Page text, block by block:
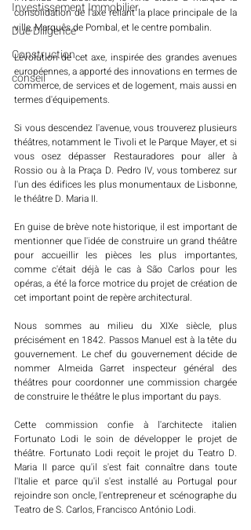
Investissement Immobilier
Due Diligence
Construction
conseil
consolidation de l'axe reliant la place principale de la
ville, Marquês de Pombal, et le centre pombalin.
L'évolution de cet axe, inspirée des grandes avenues
européennes, a apporté des innovations en termes de
commerce, de services et de logement, mais aussi en
termes d'équipements.
Si vous descendez l'avenue, vous trouverez plusieurs
théâtres, notamment le Tivoli et le Parque Mayer, et si
vous osez dépasser Restauradores pour aller à
Rossio ou à la Praça D. Pedro IV, vous tomberez sur
l'un des édifices les plus monumentaux de Lisbonne,
le théâtre D. Maria II.
En guise de brève note historique, il est important de
mentionner que l'idée de construire un grand théâtre
pour accueillir les pièces les plus importantes,
comme c'était déjà le cas à São Carlos pour les
opéras, a été la force motrice du projet de création de
cet important point de repère architectural.
Nous sommes au milieu du XIXe siècle, plus
précisément en 1842. Passos Manuel est à la tête du
gouvernement. Le chef du gouvernement décide de
nommer Almeida Garret inspecteur général des
théâtres pour coordonner une commission chargée
de construire le théâtre le plus important du pays.
Cette commission confie à l'architecte italien
Fortunato Lodi le soin de développer le projet de
théâtre. Fortunato Lodi reçoit le projet du Teatro D.
Maria II parce qu'il s'est fait connaître dans toute
l'Italie et parce qu'il s'est installé au Portugal pour
rejoindre son oncle, l'entrepreneur et scénographe du
Teatro de S. Carlos, Francisco António Lodi.